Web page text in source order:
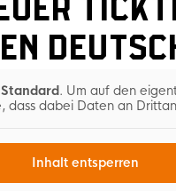
Standard. Um auf den
dass dabei Daten an
Inhalt entsperren